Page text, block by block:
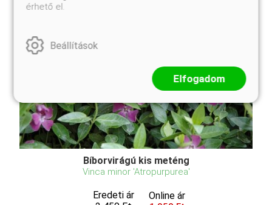
Bíborvirágú kis meténg
Vinca minor 'Atropurpurea'
Eredeti ár
Online ár
érhető el.
Beállítások
Elfogadom